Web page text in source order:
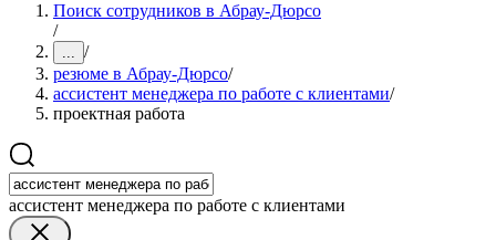
Поиск сотрудников в Абрау-Дюрсо
/
... /
резюме в Абрау-Дюрсо/
ассистент менеджера по работе с клиентами/
проектная работа
ассистент менеджера по работе с клиентами